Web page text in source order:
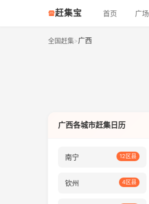
赶集宝 首页 广场
全国赶集>广西
广西各城市赶集日历
南宁 12区县
钦州 4区县